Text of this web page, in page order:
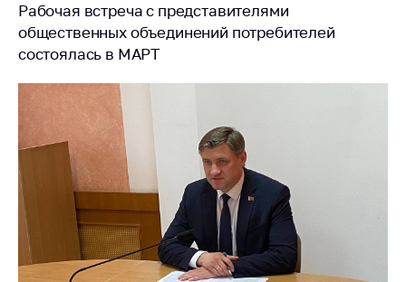
Электронные
обращения
цен на товары
Сообщить о росте
цен на лекарства и
медицинские
изделия
Контакты
Адрес и режим
работы
Рабочая встреча с представителями
общественных объединений потребителей
состоялась в МАРТ